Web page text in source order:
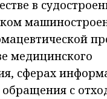
в
медицинского
сферах
обращения с